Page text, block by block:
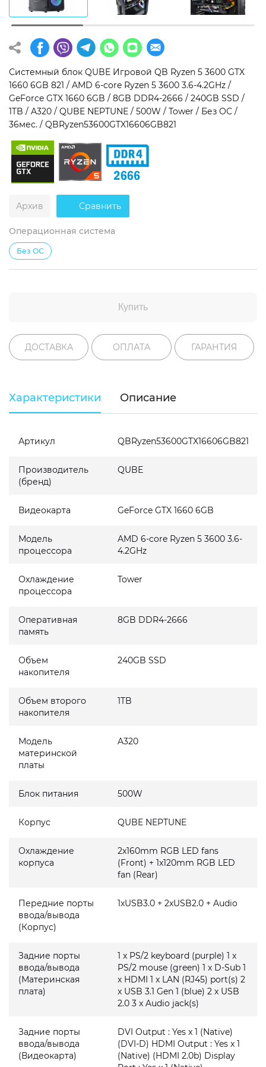
Операционная система
Windows 11 Home
Windows 11 Pro
Без ОС
Тип накопителя
SSD
HDD
SSD + HDD
Дополнительно
RGB-подсветка
Разблокированный множитель CPU
Сверхбыстрый M.2 SSD NVME
Системный блок QUBE Игровой QB Ryzen 5 3600 GTX
1660 6GB 821 / AMD 6-core Ryzen 5 3600 3.6-4.2GHz /
GeForce GTX 1660 6GB / 8GB DDR4-2666 / 240GB SSD /
1TB / A320 / QUBE NEPTUNE / 500W / Tower / Без ОС /
36мес. / QBRyzen53600GTX16606GB821
Архив Сравнить
Операционная система
Без ОС
Купить
ДОСТАВКА ОПЛАТА ГАРАНТИЯ
Характеристики Описание
Артикул QBRyzen53600GTX16606GB821
Производитель
(бренд)
QUBE
Видеокарта GeForce GTX 1660 6GB
Модель
процессора
AMD 6-core Ryzen 5 3600 3.6-
4.2GHz
Охлаждение
процессора
Tower
Оперативная
память
8GB DDR4-2666
Объем
накопителя
240GB SSD
Объем второго
накопителя
1TB
Модель
материнской
платы
A320
Блок питания 500W
Корпус QUBE NEPTUNE
Охлаждение
корпуса
2x160mm RGB LED fans
(Front) + 1x120mm RGB LED
fan (Rear)
Передние порты
ввода/вывода
(Корпус)
1xUSB3.0 + 2xUSB2.0 + Audio
Задние порты
ввода/вывода
(Материнская
плата)
1 x PS/2 keyboard (purple) 1 x
PS/2 mouse (green) 1 x D-Sub 1
x HDMI 1 x LAN (RJ45) port(s) 2
x USB 3.1 Gen 1 (blue) 2 x USB
2.0 3 x Audio jack(s)
Задние порты
ввода/вывода
(Видеокарта)
DVI Output : Yes x 1 (Native)
(DVI-D) HDMI Output : Yes x 1
(Native) (HDMI 2.0b) Display